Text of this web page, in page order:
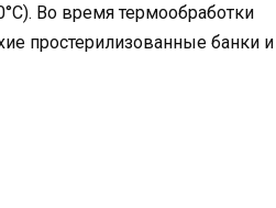
Во время термообработки
простерилизованные банки и